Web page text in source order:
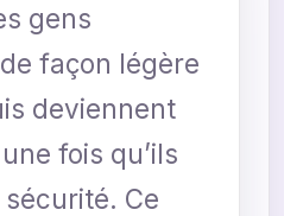
gens
façon légère
deviennent
fois qu’ils
Ce